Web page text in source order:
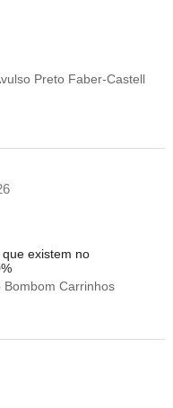
Preto Faber-Castell
existem no
Bombom Carrinhos